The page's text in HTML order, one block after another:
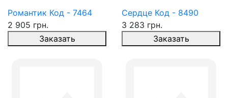
Романтик Код - 7464
2 905 грн.
Заказать
Сердце Код - 8490
3 283 грн.
Заказать